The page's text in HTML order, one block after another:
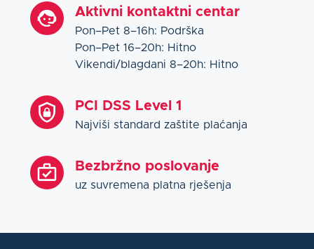
Aktivni kontaktni centar
Pon–Pet 8–16h: Podrška
Pon–Pet 16–20h: Hitno
Vikendi/blagdani 8–20h: Hitno
PCI DSS Level 1
Najviši standard zaštite plaćanja
Bezbržno poslovanje
uz suvremena platna rješenja